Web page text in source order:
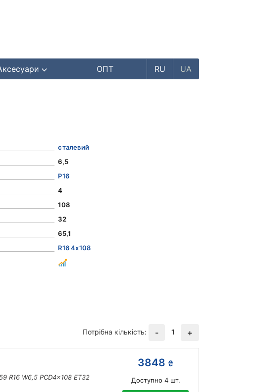
ОПТ RU UA
сталевий
6,5
Р16
4
108
32
65,1
R16 4x108
Потрібна кількість: - 1 +
R16 W6,5 PCD4x108 ET32
3848 ₴
Доступно 4шт.